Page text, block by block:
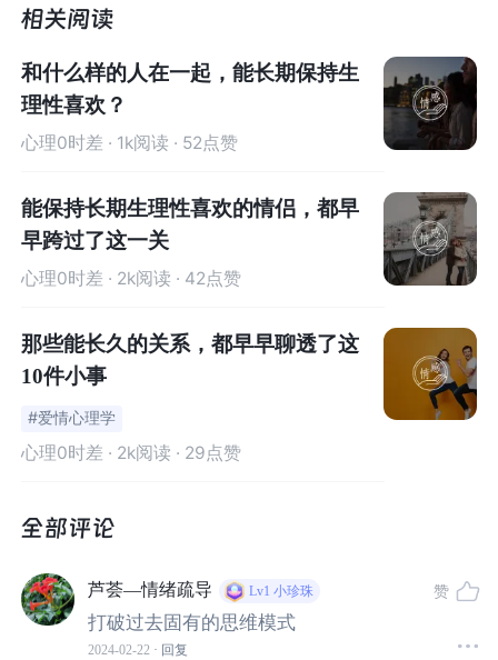
以及破坏个人财产等等，给她们的身心带来巨大且影响持
久的伤害。
有毒关系最大的杀伤力就在于，即便你已经远离了这个
人，但伤口依然在流血，内心的痛苦仍在继续。
它是这段关系在我们身上留下的痕迹，我们吸收的毒素，
依旧在侵蚀着我们的五脏六腑。
示，精神虐待比身体虐待具有更大的负面影响，包括抑
郁、焦虑、创伤后应激障碍、低自尊、习得性无助、怨恨
也有学者研究发现，在一段糟糕的亲密关系中遭受到了严
碎我们对亲密关系的认知和信念。
同时，也给我们对自我的认知带来了巨大冲击，不仅让我
们开始怀疑爱情，不敢相信亲密关系，也如我们不再相信
自己，否定自我价值，觉得是自己不够好，才不值得这个
觉轻快了很多，感觉轻松了。很感
谢咨询师姐姐！
了很多，感觉轻松了。很感谢咨询
师姐姐！
和什么样的人在一起，能长期保持生
理性喜欢？
心理0时差 · 1k阅读 · 52点赞
能保持长期生理性喜欢的情侣，都早
早跨过了这一关
心理0时差 · 2k阅读 · 42点赞
那些能长久的关系，都早早聊透了这
10件小事
#爱情心理学
心理0时差 · 2k阅读 · 29点赞
芦荟—情绪疏导 Lv1 小珍珠
打破过去固有的思维模式
2024-02-22 · 回复
赞